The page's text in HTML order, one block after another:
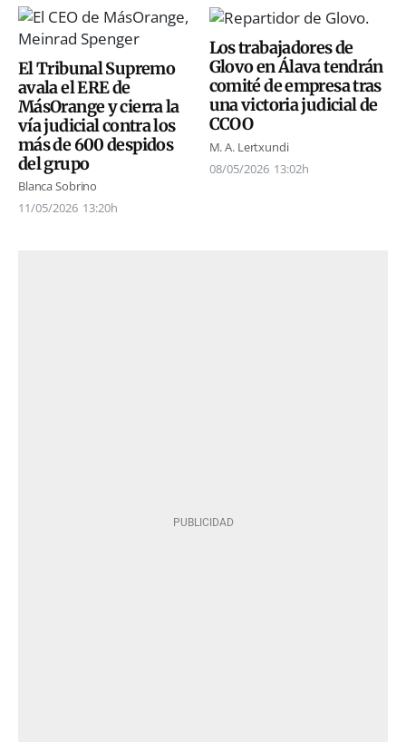
El Tribunal Supremo
avala el ERE de
MásOrange y cierra la
vía judicial contra los
más de 600 despidos
del grupo
Blanca Sobrino
11/05/2026 13:20h
Los trabajadores de
Glovo en Álava tendrán
comité de empresa tras
una victoria judicial de
CCOO
M. A. Lertxundi
08/05/2026 13:02h